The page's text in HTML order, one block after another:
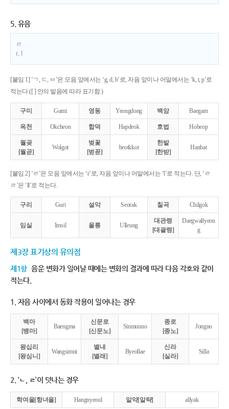
5. 유음
ㄹ
r, l
[붙임 1] ‘ㄱ, ㄷ, ㅂ’은 모음 앞에서는 ‘g, d, b’로, 자음 앞이나 어말에서는 ‘k, t, p’로
적는다.([ ] 안의 발음에 따라 표기함.)
구미 Gumi 영동 Yeongdong 백암 Baegam
옥천 Okcheon 합덕 Hapdeok 호법 Hobeop
월곶
[월곧]
Wolgot
벚꽃
[벋꼳]
beotkkot
한밭
[한받]
Hanbat
[붙임 2] ‘ㄹ’은 모음 앞에서는 ‘r’로, 자음 앞이나 어말에서는 ‘l’로 적는다. 단, ‘ㄹ
ㄹ’은 ‘ll’로 적는다.
구리 Guri 설악 Seorak 칠곡 Chilgok
임실 Imsil 울릉 Ulleung
대관령
[대괄령]
Daegwallyeon
g
제3장 표기상의 유의점
제1항 음운 변화가 일어날 때에는 변화의 결과에 따라 다음 각호와 같이
적는다.
1. 자음 사이에서 동화 작용이 일어나는 경우
백마
[뱅마]
Baengma
신문로
[신문노]
Sinmunno
종로
[종노]
Jongno
왕십리
[왕심니]
Wangsimni
별내
[별래]
Byeollae
신라
[실라]
Silla
2. ‘ㄴ, ㄹ’이 덧나는 경우
학여울[항녀울] Hangnyeoul 알약[알략] allyak